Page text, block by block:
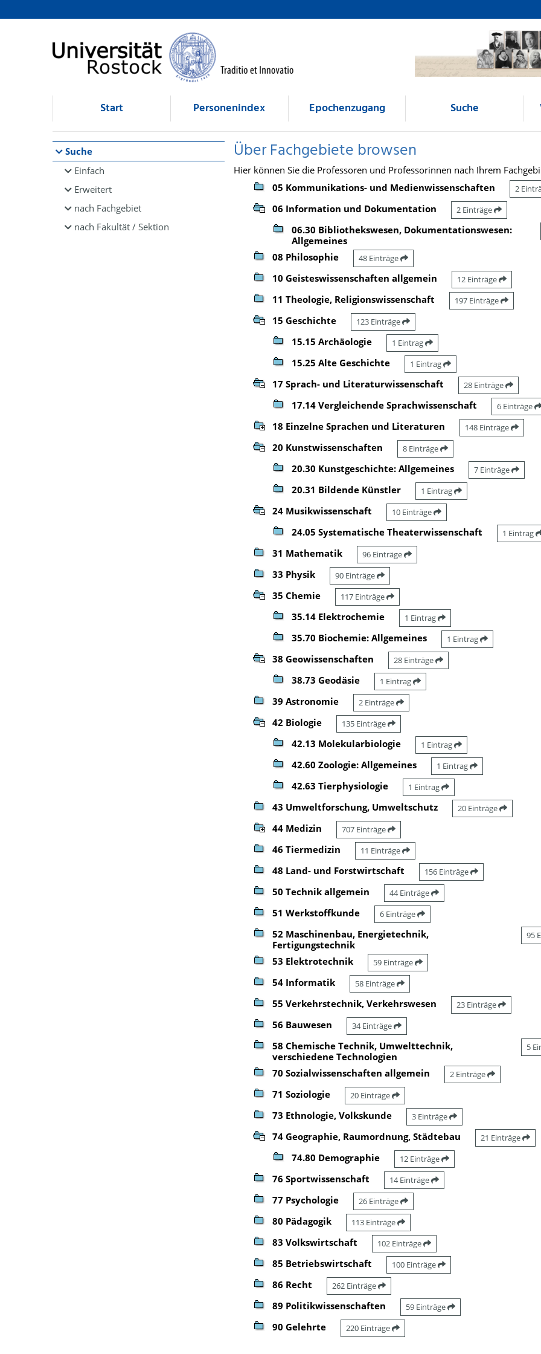
Browsen
direkt zum Inhalt
Start Personenindex Epochenzugang Suche
Suche
Einfach
Erweitert
nach Fachgebiet
nach Fakultät / Sektion
Über Fachgebiete browsen
Hier können Sie die Professoren und Professorinnen nach Ihrem
05 Kommunikations- und Medienwissenschaften
2
06 Information und Dokumentation 2 Einträge
06.30 Bibliothekswesen, Dokumentationswesen:
Allgemeines
08 Philosophie 48 Einträge
10 Geisteswissenschaften allgemein 12 Einträge
11 Theologie, Religionswissenschaft 197 Einträge
15 Geschichte 123 Einträge
15.15 Archäologie 1 Eintrag
15.25 Alte Geschichte 1 Eintrag
17 Sprach- und Literaturwissenschaft 28 Einträge
17.14 Vergleichende Sprachwissenschaft 6 Einträge
18 Einzelne Sprachen und Literaturen 148 Einträge
20 Kunstwissenschaften 8 Einträge
20.30 Kunstgeschichte: Allgemeines 7 Einträge
20.31 Bildende Künstler 1 Eintrag
24 Musikwissenschaft 10 Einträge
24.05 Systematische Theaterwissenschaft 1 Eintrag
31 Mathematik 96 Einträge
33 Physik 90 Einträge
35 Chemie 117 Einträge
35.14 Elektrochemie 1 Eintrag
35.70 Biochemie: Allgemeines 1 Eintrag
38 Geowissenschaften 28 Einträge
38.73 Geodäsie 1 Eintrag
39 Astronomie 2 Einträge
42 Biologie 135 Einträge
42.13 Molekularbiologie 1 Eintrag
42.60 Zoologie: Allgemeines 1 Eintrag
42.63 Tierphysiologie 1 Eintrag
43 Umweltforschung, Umweltschutz 20 Einträge
44 Medizin 707 Einträge
46 Tiermedizin 11 Einträge
48 Land- und Forstwirtschaft 156 Einträge
50 Technik allgemein 44 Einträge
51 Werkstoffkunde 6 Einträge
52 Maschinenbau, Energietechnik,
Fertigungstechnik
95
53 Elektrotechnik 59 Einträge
54 Informatik 58 Einträge
55 Verkehrstechnik, Verkehrswesen 23 Einträge
56 Bauwesen 34 Einträge
58 Chemische Technik, Umwelttechnik,
verschiedene Technologien
5
70 Sozialwissenschaften allgemein 2 Einträge
71 Soziologie 20 Einträge
73 Ethnologie, Volkskunde 3 Einträge
74 Geographie, Raumordnung, Städtebau 21 Einträge
74.80 Demographie 12 Einträge
76 Sportwissenschaft 14 Einträge
77 Psychologie 26 Einträge
80 Pädagogik 113 Einträge
83 Volkswirtschaft 102 Einträge
85 Betriebswirtschaft 100 Einträge
86 Recht 262 Einträge
89 Politikwissenschaften 59 Einträge
90 Gelehrte 220 Einträge